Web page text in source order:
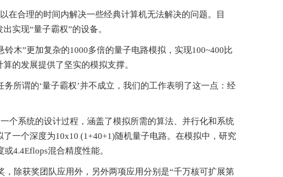
在合理的时间内解决一些经典计算机无法解决的问题。目
实现“量子霸权”的设备。
木”更加复杂的1000多倍的量子电路模拟，实现100~400比
的发展提供了坚实的模拟支撑。
所谓的‘量子霸权’并不成立，我们的工作表明了这一点：经
个系统的设计过程，涵盖了模拟所需的算法、并行化和系统
一个深度为10x10 (1+40+1)随机量子电路。在模拟中，研究
4.4Eflops混合精度性能。
除获奖团队应用外，另外两项应用分别是“千万核可扩展第